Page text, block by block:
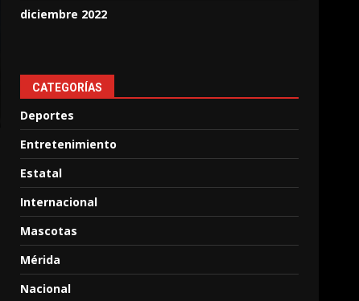
diciembre 2022
CATEGORÍAS
Deportes
Entretenimiento
Estatal
Internacional
Mascotas
Mérida
Nacional